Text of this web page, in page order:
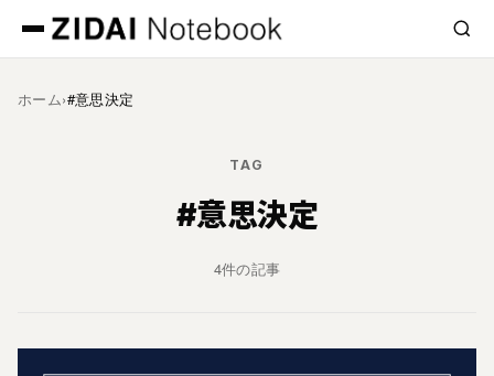
ホーム›#意思決定
TAG
#意思決定
4件の記事